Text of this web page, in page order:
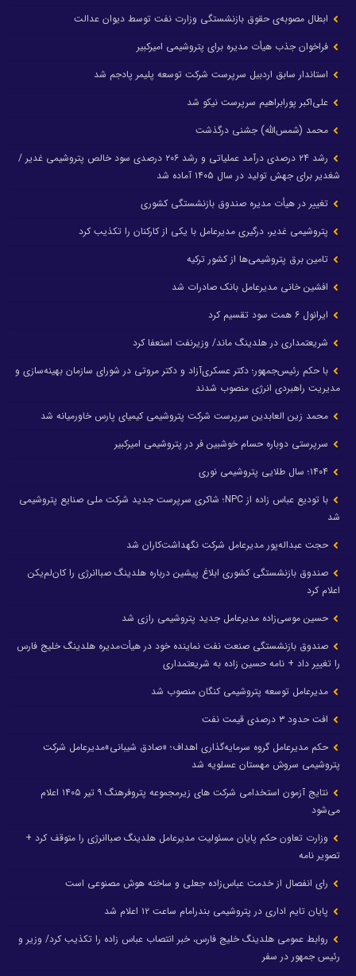
ابطال مصوبه‌ی حقوق بازنشستگی وزارت نفت توسط دیوان عدالت
فراخوان جذب هیأت مدیره برای پتروشیمی امیرکبیر
استاندار سابق اردبیل سرپرست شرکت توسعه پلیمر پادجم شد
علی‌اکبر پورابراهیم سرپرست نیکو شد
محمد (شمس‌الله) جشنی درگذشت
رشد ۲۴ درصدی درآمد عملیاتی و رشد ۲۰۶ درصدی سود خالص پتروشیمی غدیر /
شغدیر برای جهش تولید در سال ۱۴۰۵ آماده شد
تغییر در هیأت مدیره صندوق بازنشستگی کشوری
پتروشیمی غدیر، درگیری مدیرعامل با یکی از کارکنان را تکذیب کرد
تامین برق پتروشیمی‌ها از کشور ترکیه
افشین خانی مدیرعامل بانک صادرات شد
ایرانول ۶ همت سود تقسیم کرد
شریعتمداری در هلدینگ ماند/ وزیرنفت استعفا کرد
با حکم رئیس‌جمهور؛ دکتر عسکری‌آزاد و دکتر مروتی در شورای سازمان بهینه‌سازی و
مدیریت راهبردی انرژی منصوب شدند
محمد زین العابدین سرپرست شرکت پتروشیمی کیمیای پارس خاورمیانه شد
سرپرستی دوباره حسام خوشبین فر در پتروشیمی امیرکبیر
با تودیع عباس زاده از NPC؛ شاکری سرپرست جدید شرکت ملی صنایع پتروشیمی
شد
حجت عبداله‌پور مدیرعامل شرکت نگهداشت‌کاران شد
صندوق بازنشستگی کشوری ابلاغ پیشین درباره هلدینگ صباانرژی را کان‌لم‌یکن
اعلام کرد
حسین موسی‌زاده مدیرعامل جدید پتروشیمی رازی شد
صندوق بازنشستگی صنعت نفت نماینده خود در هیأت‌مدیره هلدینگ خلیج فارس
را تغییر داد + نامه حسین زاده به شریعتمداری
مدیرعامل توسعه پتروشیمی کنگان منصوب شد
افت حدود ۳ درصدی قیمت نفت
حکم مدیرعامل گروه سرمایه‌گذاری اهداف؛ «صادق شیبانی»مدیرعامل شرکت
پتروشیمی سروش مهستان عسلویه شد
نتایج آزمون استخدامی شرکت های زیرمجموعه پتروفرهنگ ۹ تیر ۱۴۰۵ اعلام
می‌شود
وزارت تعاون حکم پایان مسئولیت مدیرعامل هلدینگ صباانرژی را متوقف کرد +
تصویر نامه
رای انفصال از خدمت عباس‌زاده جعلی و ساخته هوش مصنوعی است
پایان تایم اداری در پتروشیمی بندرامام ساعت ۱۲ اعلام شد
روابط عمومی هلدینگ خلیج فارس، خبر انتصاب عباس زاده را تکذیب کرد/ وزیر و
رئیس جمهور در سفر